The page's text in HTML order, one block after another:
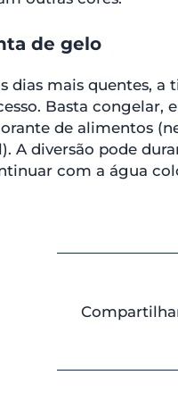
de gelo
dias mais quentes,
Basta congelar,
de alimentos
A diversão pode
com a água